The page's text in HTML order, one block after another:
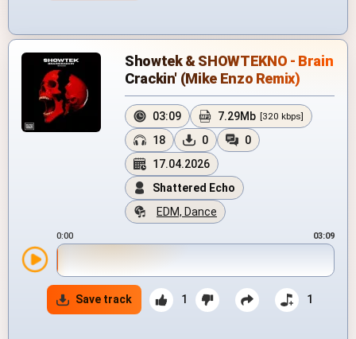
Showtek & SHOWTEKNO - Brain
Crackin' (Mike Enzo Remix)
03:09 7.29Mb [320 kbps]
18 0
0
17.04.2026
Shattered Echo
EDM, Dance
0:00 03:09
Save track 1 1